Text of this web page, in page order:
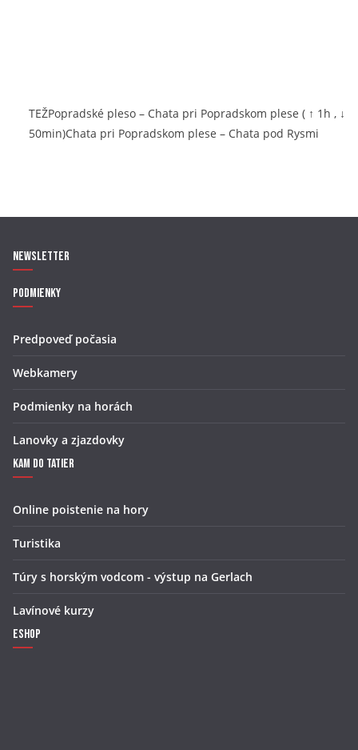
TEŽPopradské pleso – Chata pri Popradskom plese ( ↑ 1h , ↓
50min)Chata pri Popradskom plese – Chata pod Rysmi
Newsletter
Podmienky
Predpoveď počasia
Webkamery
Podmienky na horách
Lanovky a zjazdovky
Kam do Tatier
Online poistenie na hory
Turistika
Túry s horským vodcom - výstup na Gerlach
Lavínové kurzy
Eshop